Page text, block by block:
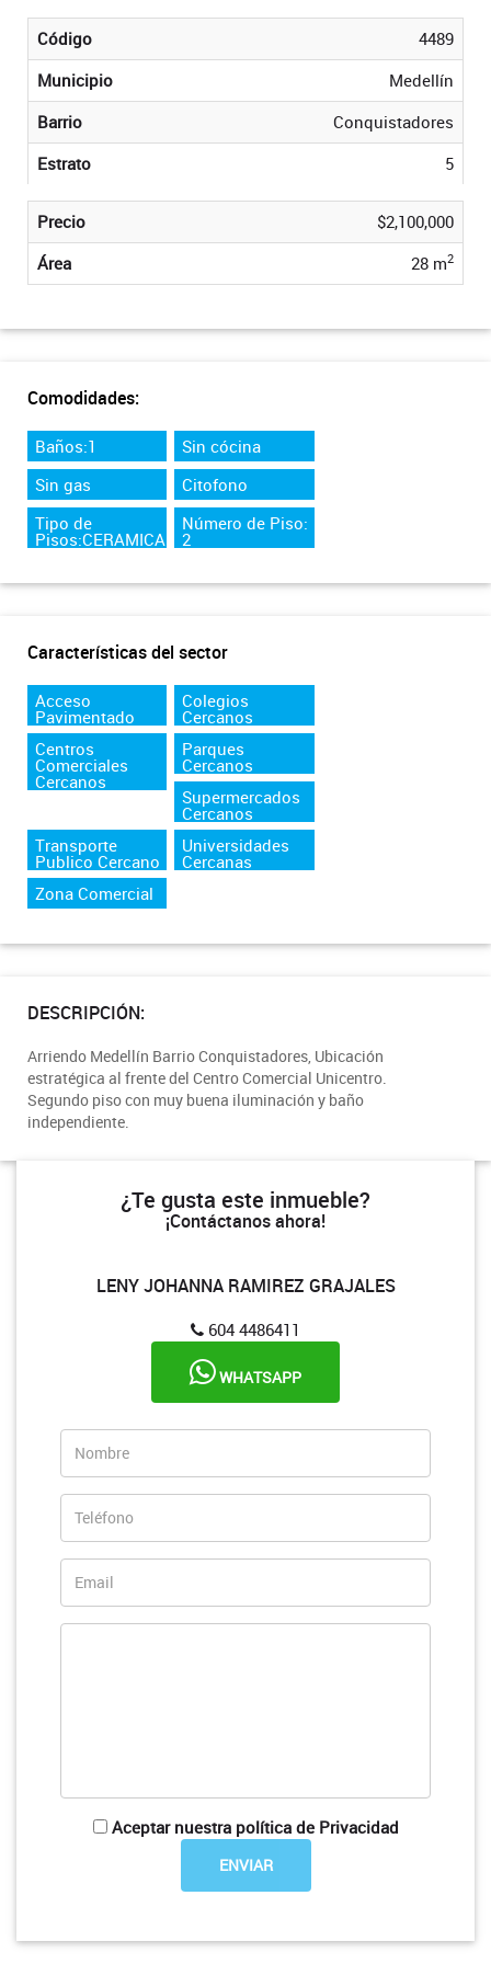
Código
4489
Municipio
Medellín
Barrio
Conquistadores
Estrato
5
Precio
$2,100,000
Área
28 m2
Comodidades:
Baños:1
Sin cócina
Sin gas
Citofono
Tipo de
Pisos:CERAMICA
Número de Piso:
2
Características del sector
Acceso
Pavimentado
Colegios
Cercanos
Centros
Comerciales
Cercanos
Parques
Cercanos
Supermercados
Cercanos
Transporte
Publico Cercano
Universidades
Cercanas
Zona Comercial
DESCRIPCIÓN:
Arriendo Medellín Barrio Conquistadores, Ubicación
estratégica al frente del Centro Comercial Unicentro.
Segundo piso con muy buena iluminación y baño
independiente.
¿Te gusta este inmueble?
¡Contáctanos ahora!
LENY JOHANNA RAMIREZ GRAJALES
604 4486411
WHATSAPP
Aceptar nuestra política de Privacidad